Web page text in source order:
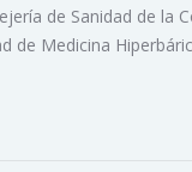
de Sanidad de la
de Medicina